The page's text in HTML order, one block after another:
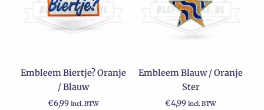
Embleem Biertje? Oranje
/ Blauw
€6,99 incl. BTW
Embleem Blauw / Oranje
Ster
€4,99 incl. BTW